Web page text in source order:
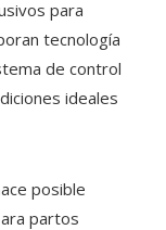
para
tecnología
de control
ideales
posible
partos